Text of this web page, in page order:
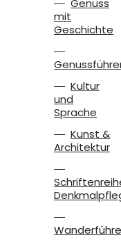
Genuss
mit
Geschichte
Kultur
und
Sprache
Kunst &
Architektur